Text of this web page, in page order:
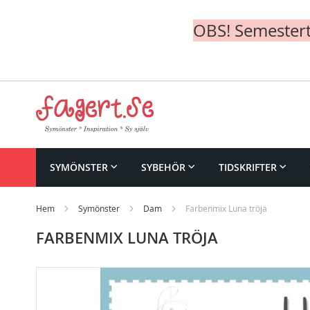
OBS!
Content
SYMÖNSTER SYBEHÖR TIDSKRIFTER
Hem Symönster Dam Farbenmix Luna tröja
FARBENMIX LUNA TRÖJA